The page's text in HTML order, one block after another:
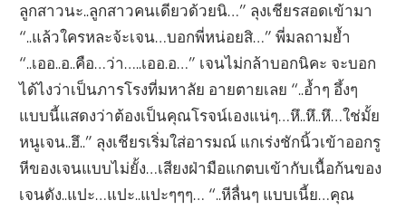
ลูกสาวนะ..ลูกสาวคนเดียวด้วยนิ…” ลุงเชียรสอดเข้ามา
“..แล้วใครหละจ้ะเจน…บอกพี่หน่อยสิ…” พี่มลถามย้ำ
“..เออ..อ..คือ…ว่า…..เออ.อ…” เจนไม่กล้าบอกนิคะ จะบอก
ได้ไงว่าเป็นภารโรงที่มหาลัย อายตายเลย “..อ้ำๆ อึ้งๆ
แบบนี้แสดงว่าต้องเป็นคุณโรจน์เองแน่ๆ…หึ..หึ..หึ…ใช่มั้ย
หนูเจน..ฮึ..” ลุงเชียรเริ่มใส่อารมณ์ แกเร่งชักนิ้วเข้าออกรู
หีของเจนแบบไม่ยั้ง…เสียงฝ่ามือแกตบเข้ากับเนื้อก้นของ
เจนดัง..แปะ…แปะ..แปะๆๆๆ… “..หีลื่นๆ แบบเนี้ย…คุณ